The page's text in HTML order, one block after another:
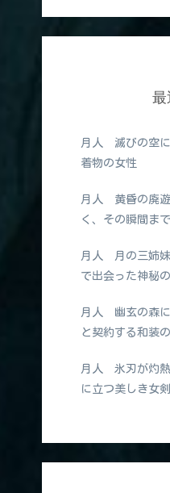
最
月人 滅びの空
着物の女性
月人 黄昏の廃
く、その瞬間まで
月人 月の三姉
で出会った神秘
月人 幽玄の森に
と契約する和装
月人 氷刃が灼
に立つ美しき女